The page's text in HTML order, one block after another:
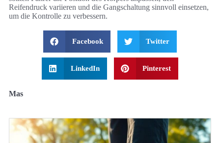
Reifendruck variieren und die Gangschaltung sinnvoll einsetzen,
um die Kontrolle zu verbessern.
Facebook Twitter
LinkedIn Pinterest
Mas